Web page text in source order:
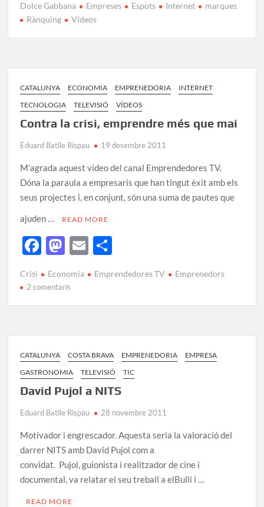
e
b
o
k
to
d
n
ail m
p
te
ix
Dolce Gabbana Empreses Espots Internet
marques
Rànquing
Vídeos
CATALUNYA ECONOMIA EMPRENEDORIA
INTERNET
TECNOLOGIA
TELEVISIÓ VÍDEOS
Contra la crisi, emprendre més que mai
Eduard Batlle Rispau 19 desembre 2011
M’agrada aquest vídeo del canal Emprendedores TV.
Dóna la paraula a empresaris que han tingut èxit amb els
seus projectes i, en conjunt, són una suma de pautes que
ajuden …
READ MORE
F
e
b
o
k
M
to
d
n
E
ail m
p
te
ix
Crisi Economia Emprendedores TV Emprenedors
2 comentaris
CATALUNYA COSTA BRAVA EMPRENEDORIA
EMPRESA
GASTRONOMIA
TELEVISIÓ TIC
David Pujol a NITS
Eduard Batlle Rispau 28 novembre 2011
Motivador i engrescador. Aquesta seria la valoració del
darrer NITS amb David Pujol com a
convidat. Pujol, guionista i realitzador de cine i
documental, va relatar el seu treball a elBulli i …
READ MORE